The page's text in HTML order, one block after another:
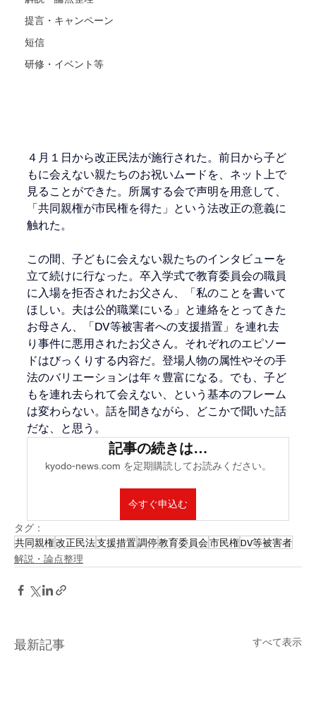
提言・キャンペーン
短信
研修・イベント等
４月１日から改正民法が施行された。前日から子ど
もに会えない親たちのお祝いムードを、ネット上で
見ることができた。所属する会で声明を用意して、
「共同親権が市民権を得た」という法改正の意義に
触れた。
この間、子どもに会えない親たちのインタビューを
立て続けに行なった。卒入学式で教育委員会の職員
に入場を拒否されたお父さん、「私のことを書いて
ほしい。夫は公的職業にいる」と連絡をとってきた
お母さん、「DV等被害者への支援措置」を連れ去
り事件に悪用されたお父さん。それぞれのエピソー
ドはびっくりする内容だ。登場人物の属性やその手
法のバリエーションは年々豊富になる。でも、子ど
もを連れ去られて会えない、という基本のフレーム
は変わらない。話を聞きながら、どこかで聞いた話
だな、と思う。
記事の続きは…
kyodo-news.com を定期購読してお読みください。
今すぐ申込む
タグ：
共同親権改正民法支援措置調停教育委員会市民権DV等被害者
解説・論点整理
最新記事 すべて表示